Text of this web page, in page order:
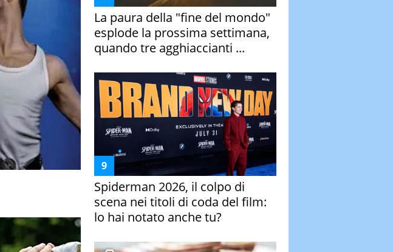
La paura della "fine del mondo"
esplode la prossima settimana,
quando tre agghiaccianti ...
Spiderman 2026, il colpo di
scena nei titoli di coda del film:
lo hai notato anche tu?